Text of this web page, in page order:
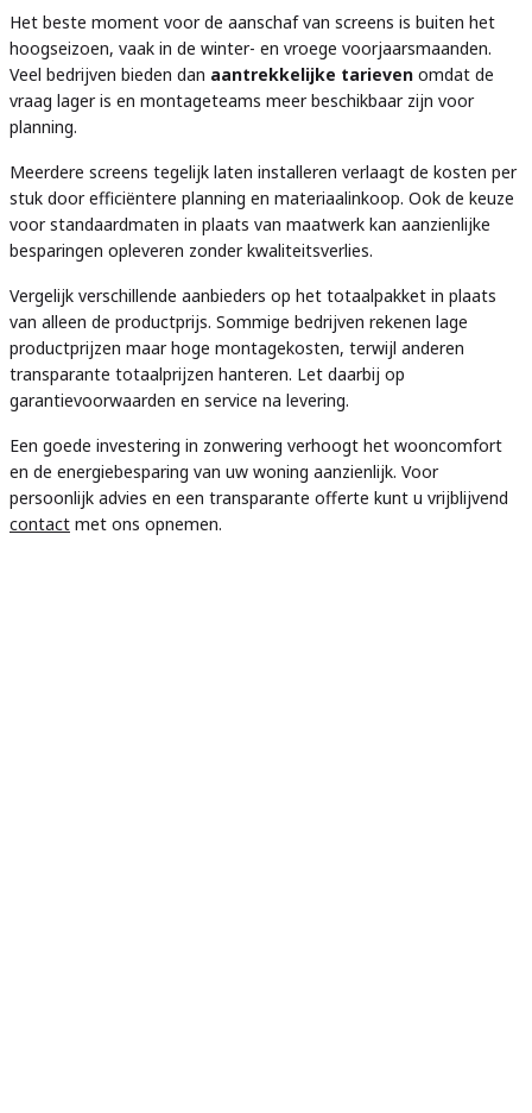
Het beste moment voor de aanschaf van screens is buiten het
hoogseizoen, vaak in de winter- en vroege voorjaarsmaanden.
Veel bedrijven bieden dan aantrekkelijke tarieven omdat de
vraag lager is en montageteams meer beschikbaar zijn voor
planning.
Meerdere screens tegelijk laten installeren verlaagt de kosten per
stuk door efficiëntere planning en materiaalinkoop. Ook de keuze
voor standaardmaten in plaats van maatwerk kan aanzienlijke
besparingen opleveren zonder kwaliteitsverlies.
Vergelijk verschillende aanbieders op het totaalpakket in plaats
van alleen de productprijs. Sommige bedrijven rekenen lage
productprijzen maar hoge montagekosten, terwijl anderen
transparante totaalprijzen hanteren. Let daarbij op
garantievoorwaarden en service na levering.
Een goede investering in zonwering verhoogt het wooncomfort
en de energiebesparing van uw woning aanzienlijk. Voor
persoonlijk advies en een transparante offerte kunt u vrijblijvend
contact met ons opnemen.